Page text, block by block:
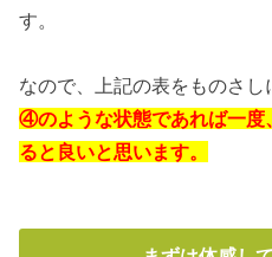
す。
なので、上記の表をものさ
④のような状態であれば一度
ると良いと思います。